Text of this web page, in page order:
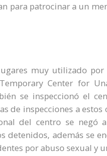
para patrocinar a un
muy utilizado
Center for
se inspeccionó el
de inspecciones a
del centro se negó
detenidos, además se
por abuso sexual y